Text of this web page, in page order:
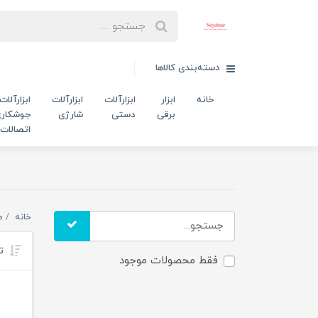
دسته‌بندی کالاها
خانه
ابزار
برقی
ابزارآلات
دستی
ابزارآلات
شارژی
ابزارآلات
اتصالات
فقط محصولات موجود
خانه